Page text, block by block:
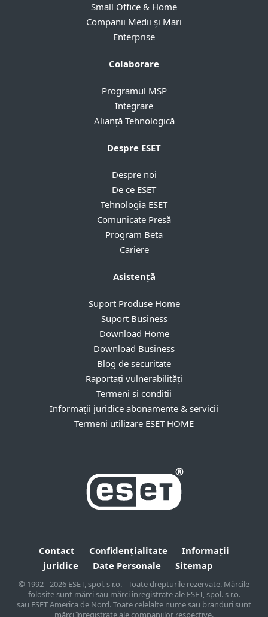
Small Office & Home
Companii Medii și Mari
Enterprise
Colaborare
Programul MSP
Integrare
Alianță Tehnologică
Despre ESET
Despre noi
De ce ESET
Tehnologia ESET
Comunicate Presă
Program Beta
Cariere
Asistență
Suport Produse Home
Suport Business
Download Home
Download Business
Blog de securitate
Raportați vulnerabilități
Termeni si conditii
Informații juridice abonamente & servicii
Termeni utilizare ESET HOME
Contact Confidențialitate
Informații
juridice
Date Personale Sitemap
© 1992 - 2026 ESET, spol. s r.o. - Toate drepturile rezervate. Mărcile
folosite sunt mărci sau mărci înregistrate ale ESET, spol. s r.o.
sau ESET America de Nord. Toate celelalte nume sau branduri sunt
mărci înregistrate ale companiilor respective.